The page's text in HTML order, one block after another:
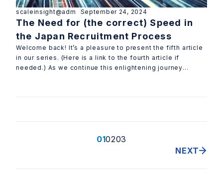
scaleinsight@adm September 24, 2024
The Need for (the correct) Speed in
the Japan Recruitment Process
Welcome back! It’s a pleasure to present the fifth article
in our series. (Here is a link to the fourth article if
needed.) As we continue this enlightening journey
010203
NEXT